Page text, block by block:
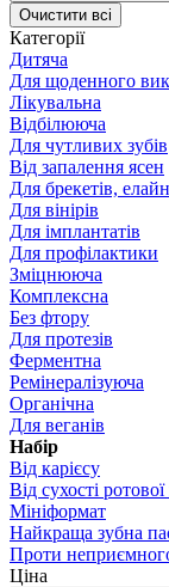
Очистити всі
Категорії
Дитяча
Для щоденного
Лікувальна
Відбілююча
Для чутливих зубів
Від запалення ясен
Для брекетів,
Для вінірів
Для імплантатів
Для профілактики
Зміцнююча
Комплексна
Без фтору
Для протезів
Ферментна
Ремінералізуюча
Органічна
Для веганів
Набір
Від карієсу
Від сухості
Мініформат
Найкраща зубна
Проти
Ціна